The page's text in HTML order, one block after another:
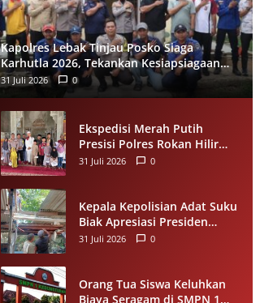
Kapolres Lebak Tinjau Posko Siaga
Karhutla 2026, Tekankan Kesiapsiagaan
dan Pencegahan Kebakaran Hutan
31 Juli 2026 0
Ekspedisi Merah Putih
Presisi Polres Rokan Hilir
Salurkan Sedekah Makanan
31 Juli 2026 0
Kepala Kepolisian Adat Suku
Biak Apresiasi Presiden
Prabowo atas Renovasi
31 Juli 2026 0
Orang Tua Siswa Keluhkan
Biaya Seragam di SMPN 1